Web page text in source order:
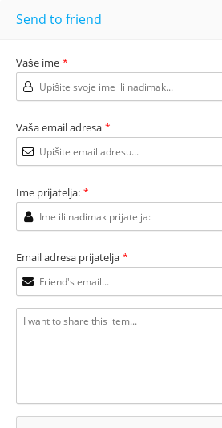
Send to friend
Vaše ime *
Vaša email adresa *
Ime prijatelja: *
Email adresa prijatelja *